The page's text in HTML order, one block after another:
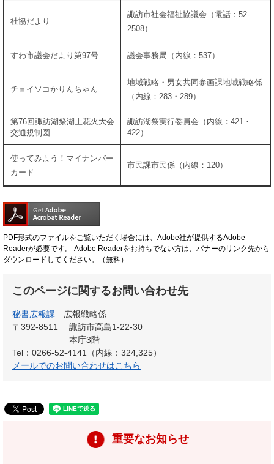
社協だより
諏訪市社会福祉協議会（電話：52-
2508）
すわ市議会だより第97号 議会事務局（内線：537）
チョイソコかりんちゃん
地域戦略・男女共同参画課地域戦略係
（内線：283・289）
第76回諏訪湖祭湖上花火大会
交通規制図
諏訪湖祭実行委員会（内線：421・
422）
使ってみよう！マイナンバー
カード
市民課市民係（内線：120）
PDF形式のファイルをご覧いただく場合には、Adobe社が提供するAdobe
Readerが必要です。
Adobe Readerをお持ちでない方は、バナーのリンク先から
ダウンロードしてください。（無料）
このページに関するお問い合わせ先
秘書広報課
広報戦略係
〒392-8511
諏訪市高島1-22-30
本庁3階
Tel：0266-52-4141（内線：324,325）
メールでのお問い合わせはこちら
重要なお知らせ